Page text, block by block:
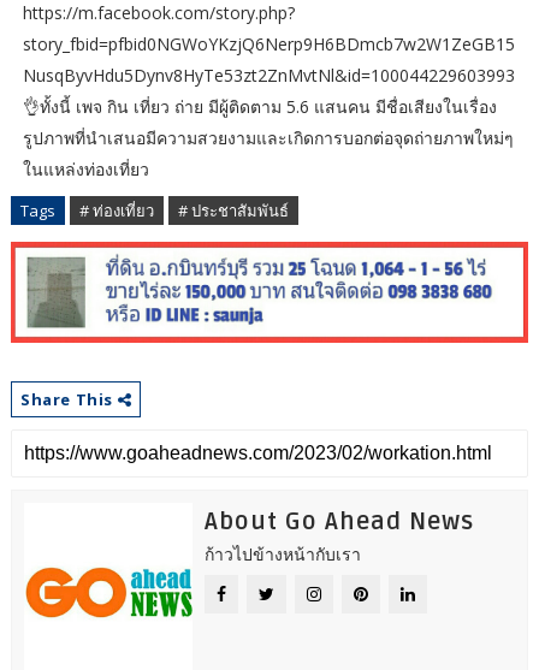
https://m.facebook.com/story.php?
story_fbid=pfbid0NGWoYKzjQ6Nerp9H6BDmcb7w2W1ZeGB15
NusqByvHdu5Dynv8HyTe53zt2ZnMvtNl&id=100044229603993
👌ทั้งนี้ เพจ กิน เที่ยว ถ่าย มีผู้ติดตาม 5.6 แสนคน มีชื่อเสียงในเรื่อง
รูปภาพที่นำเสนอมีความสวยงามและเกิดการบอกต่อจุดถ่ายภาพใหม่ๆ
ในแหล่งท่องเที่ยว
Tags # ท่องเที่ยว # ประชาสัมพันธ์
Share This
About Go Ahead News
ก้าวไปข้างหน้ากับเรา